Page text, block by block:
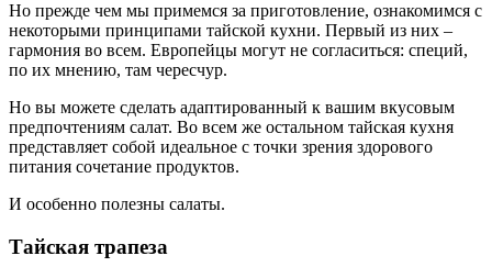
Но прежде чем мы примемся за приготовление, ознакомимся с
некоторыми принципами тайской кухни. Первый из них –
гармония во всем. Европейцы могут не согласиться: специй,
по их мнению, там чересчур.
Но вы можете сделать адаптированный к вашим вкусовым
предпочтениям салат. Во всем же остальном тайская кухня
представляет собой идеальное с точки зрения здорового
питания сочетание продуктов.
И особенно полезны салаты.
Тайская трапеза